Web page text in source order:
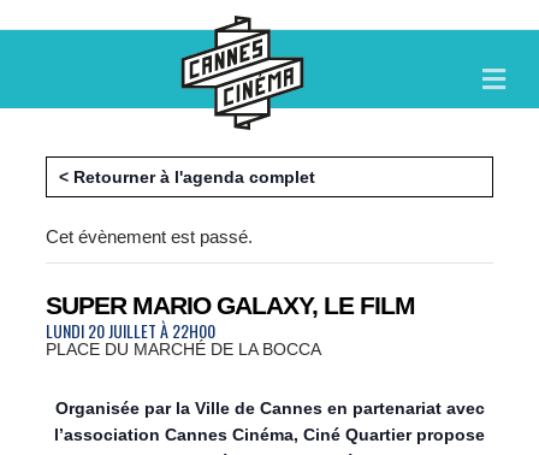
M
E
N
< Retourner à l'agenda complet
Cet évènement est passé.
SUPER MARIO GALAXY, LE FILM
LUNDI 20 JUILLET À 22H00
PLACE DU MARCHÉ DE LA BOCCA
Organisée par la Ville de Cannes en partenariat avec
l’association Cannes Cinéma, Ciné Quartier propose